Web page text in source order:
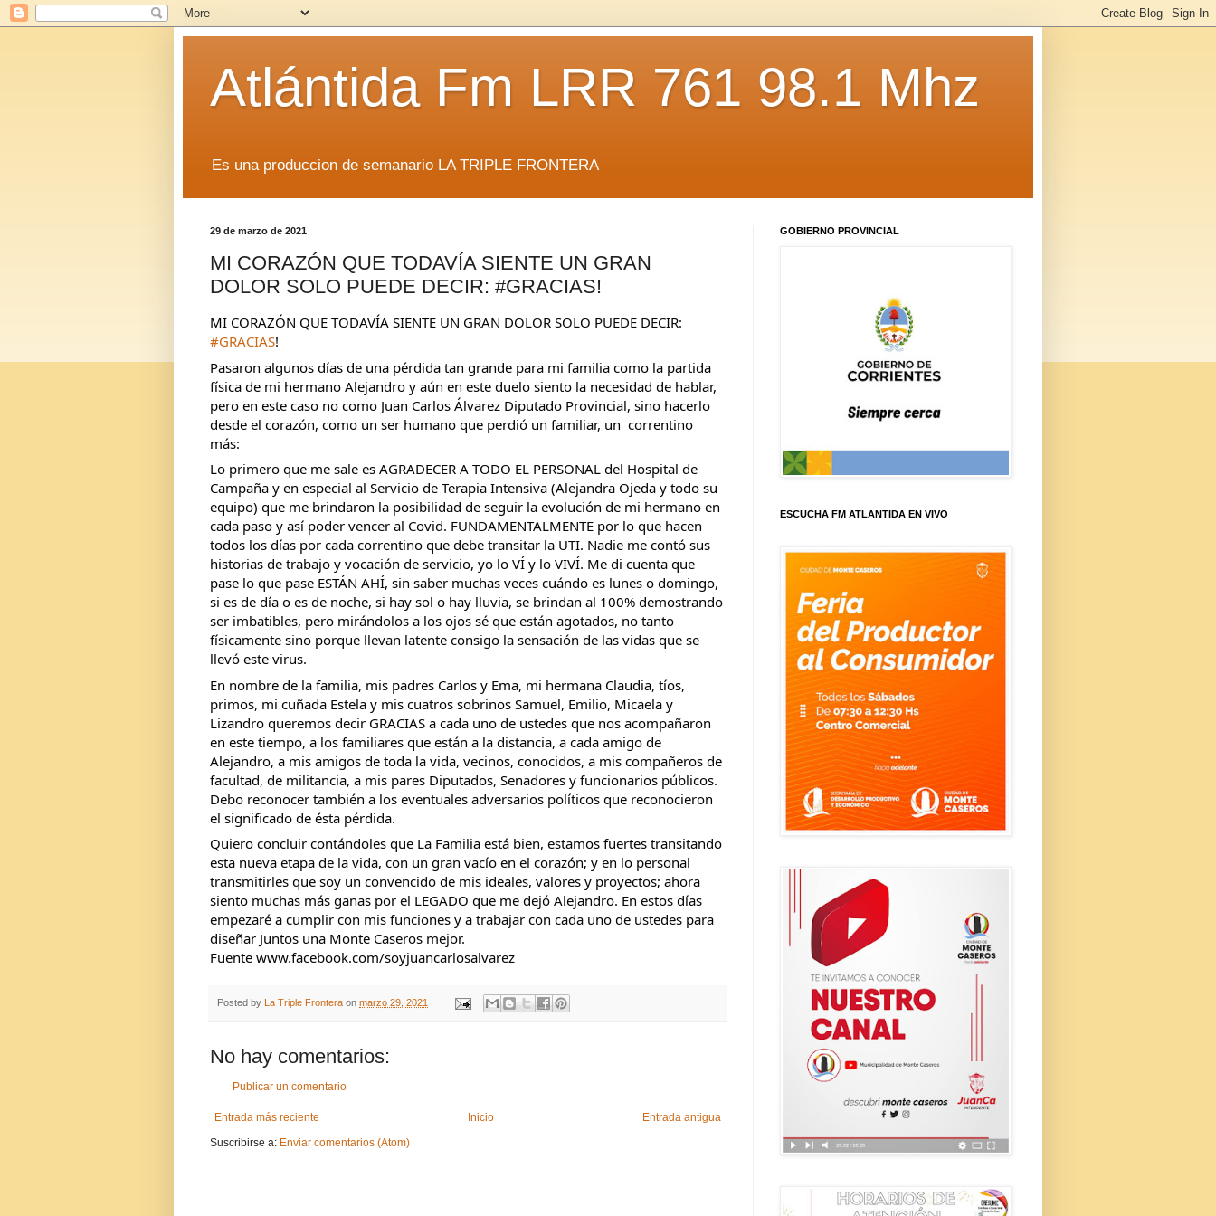
Atlántida Fm LRR 761 98.1 Mhz
Es una produccion de semanario LA TRIPLE FRONTERA
29 de marzo de 2021
MI CORAZÓN QUE TODAVÍA SIENTE UN GRAN
DOLOR SOLO PUEDE DECIR: #GRACIAS!
#GRACIAS!
Pasaron algunos días de una pérdida tan grande para mi familia como la partida
física de mi hermano Alejandro y aún en este duelo siento la necesidad de hablar,
pero en este caso no como Juan Carlos Álvarez Diputado Provincial, sino hacerlo
desde el corazón, como un ser humano que perdió un familiar, un  correntino
más:
Lo primero que me sale es AGRADECER A TODO EL PERSONAL del Hospital de
Campaña y en especial al Servicio de Terapia Intensiva (Alejandra Ojeda y todo su
equipo) que me brindaron la posibilidad de seguir la evolución de mi hermano en
cada paso y así poder vencer al Covid. FUNDAMENTALMENTE por lo que hacen
todos los días por cada correntino que debe transitar la UTI. Nadie me contó sus
historias de trabajo y vocación de servicio, yo lo VÍ y lo VIVÍ. Me di cuenta que
pase lo que pase ESTÁN AHÍ, sin saber muchas veces cuándo es lunes o domingo,
si es de día o es de noche, si hay sol o hay lluvia, se brindan al 100% demostrando
ser imbatibles, pero mirándolos a los ojos sé que están agotados, no tanto
físicamente sino porque llevan latente consigo la sensación de las vidas que se
llevó este virus.
En nombre de la familia, mis padres Carlos y Ema, mi hermana Claudia, tíos,
primos, mi cuñada Estela y mis cuatros sobrinos Samuel, Emilio, Micaela y
Lizandro queremos decir GRACIAS a cada uno de ustedes que nos acompañaron
en este tiempo, a los familiares que están a la distancia, a cada amigo de
Alejandro, a mis amigos de toda la vida, vecinos, conocidos, a mis compañeros de
facultad, de militancia, a mis pares Diputados, Senadores y funcionarios públicos.
Debo reconocer también a los eventuales adversarios políticos que reconocieron
el significado de ésta pérdida.
Quiero concluir contándoles que La Familia está bien, estamos fuertes transitando
esta nueva etapa de la vida, con un gran vacío en el corazón; y en lo personal
transmitirles que soy un convencido de mis ideales, valores y proyectos; ahora
siento muchas más ganas por el LEGADO que me dejó Alejandro. En estos días
empezaré a cumplir con mis funciones y a trabajar con cada uno de ustedes para
diseñar Juntos una Monte Caseros mejor.
Fuente www.facebook.com/soyjuancarlosalvarez
Posted by La Triple Frontera on marzo 29, 2021
No hay comentarios:
Publicar un comentario
Entrada más reciente Entrada antigua
Inicio
Suscribirse a: Enviar comentarios (Atom)
GOBIERNO PROVINCIAL
ESCUCHA FM ATLANTIDA EN VIVO